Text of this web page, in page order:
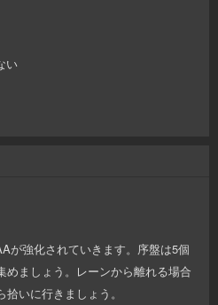
い
が強化されていきます。序盤は5個
ましょう。レーンから離れる場合
いに行きましょう。